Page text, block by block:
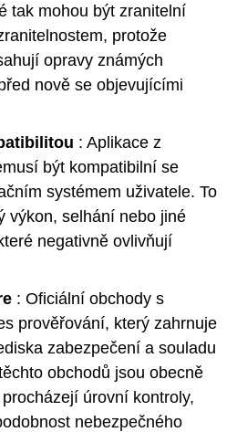
tak mohou být zranitelní
protože
opravy známých
nově se objevujícími
: Aplikace z
být kompatibilní se
systémem uživatele. To
výkon, selhání nebo jiné
negativně ovlivňují
: Oficiální obchody s
prověřování, který zahrnuje
zabezpečení a souladu
obchodů jsou obecně
úrovní kontroly,
nebezpečného